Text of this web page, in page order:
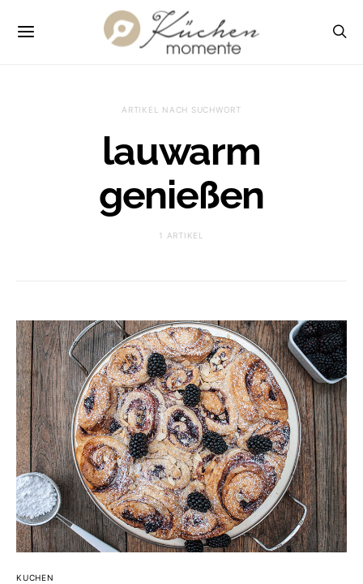
ARTIKEL NACH SUCHWORT
lauwarm
genießen
1 ARTIKEL
KUCHEN